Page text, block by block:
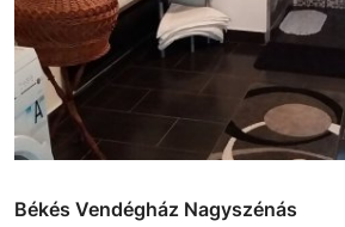
Békés Vendégház Nagyszénás